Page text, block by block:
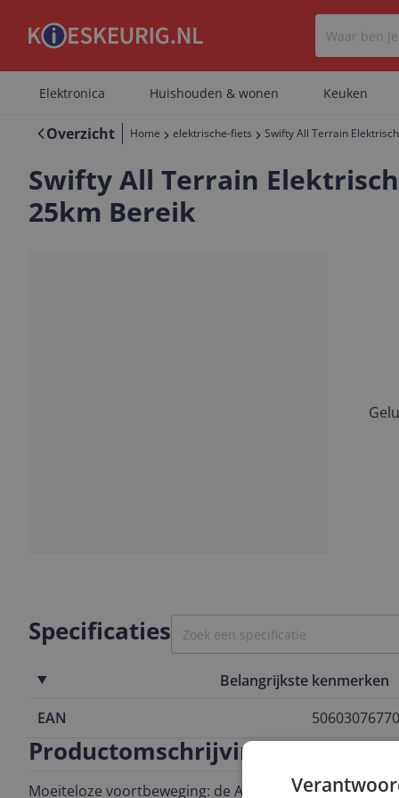
Elektronica Huishouden & wonen Keuken
Overzicht Home elektrische-fiets Swifty All Terrain
Swifty All Terrain
25km Bereik
Specificaties
Belangrijkste kenmerken
EAN
Productomschrijving
Moeiteloze voortbeweging: de AT650 All Terrain